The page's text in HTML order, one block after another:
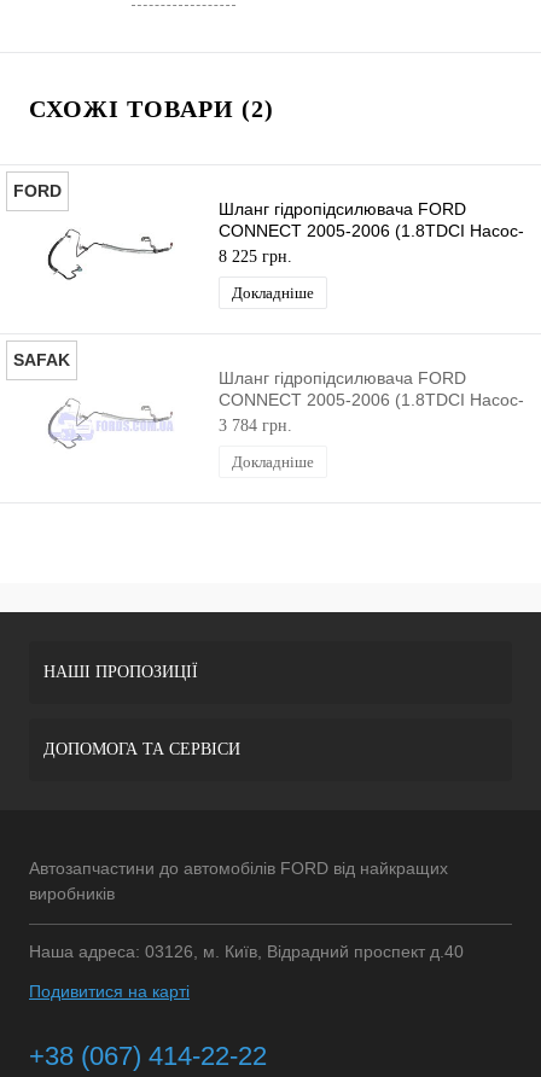
СХОЖІ ТОВАРИ (2)
FORD
Шланг гідропідсилювача FORD
CONNECT 2005-2006 (1.8TDCI Насос-
Рейка) ORIGINAL
8 225 грн.
Докладніше
SAFAK
Шланг гідропідсилювача FORD
CONNECT 2005-2006 (1.8TDCI Насос-
Рейка) SAFAK
3 784 грн.
Докладніше
НАШІ ПРОПОЗИЦІЇ
ДОПОМОГА ТА СЕРВІСИ
Автозапчастини до автомобілів FORD від найкращих
виробників
Наша адреса: 03126, м. Київ, Відрадний проспект д.40
Подивитися на карті
+38 (067) 414-22-22